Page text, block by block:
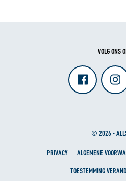
VOLG ONS
© 2026 -
PRIVACY ALGEMENE
TOESTEMMING